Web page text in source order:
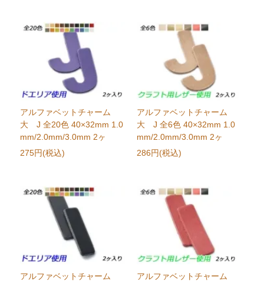
アルファベットチャーム
大 J 全20色 40×32mm 1.0
mm/2.0mm/3.0mm 2ヶ
275円(税込)
アルファベットチャーム
大 J 全6色 40×32mm 1.0
mm/2.0mm/3.0mm 2ヶ
286円(税込)
アルファベットチャーム
アルファベットチャーム